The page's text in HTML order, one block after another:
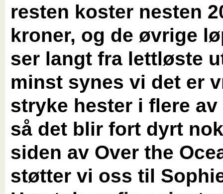
resten koster nesten
kroner, og de øvrige
ser langt fra lettløste
minst synes vi det er
stryke hester i flere av
så det blir fort dyrt
siden av Over the
støtter vi oss til